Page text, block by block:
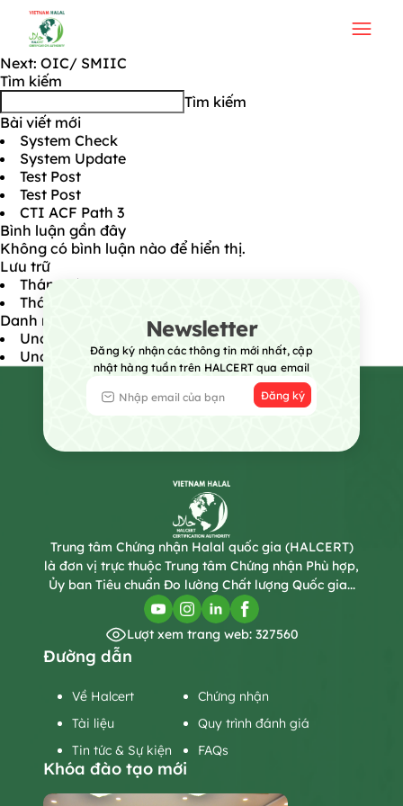
GSO
Điều hướng bài viết
Previous:
Next: OIC/ SMIIC
Tìm kiếm
Tìm kiếm
Bài viết mới
System Check
System Update
Test Post
Test Post
CTI ACF Path 3
Bình luận gần đây
Không có bình luận nào để hiển thị.
Lưu trữ
Tháng tám 2026
Tháng bảy 2026
Danh mục
Uncategorized @vi
Uncategorized
Newsletter
Đăng ký nhận các thông tin mới nhất, cập
nhật hàng tuần trên HALCERT qua email
Đăng ký
Trung tâm Chứng nhận Halal quốc gia (HALCERT)
là đơn vị trực thuộc Trung tâm Chứng nhận Phù hợp,
Ủy ban Tiêu chuẩn Đo lường Chất lượng Quốc gia...
Lượt xem trang web: 327560
Đường dẫn
Về Halcert
Chứng nhận
Tài liệu
Quy trình đánh giá
Tin tức & Sự kiện
FAQs
Khóa đào tạo mới